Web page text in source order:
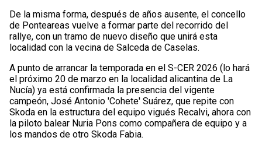
De la misma forma, después de años ausente, el concello
de Ponteareas vuelve a formar parte del recorrido del
rallye, con un tramo de nuevo diseño que unirá esta
localidad con la vecina de Salceda de Caselas.
A punto de arrancar la temporada en el S-CER 2026 (lo hará
el próximo 20 de marzo en la localidad alicantina de La
Nucía) ya está confirmada la presencia del vigente
campeón, José Antonio 'Cohete' Suárez, que repite con
Skoda en la estructura del equipo vigués Recalvi, ahora con
la piloto balear Nuria Pons como compañera de equipo y a
los mandos de otro Skoda Fabia.